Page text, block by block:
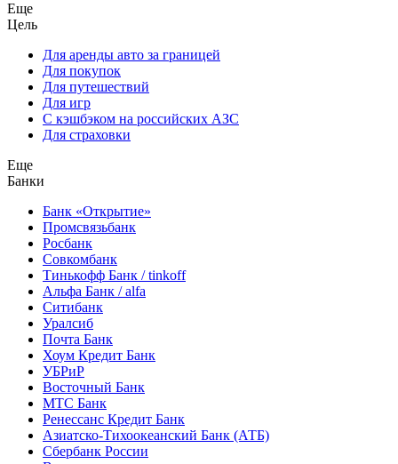
Еще
Цель
Для аренды авто за границей
Для покупок
Для путешествий
Для игр
С кэшбэком на российских АЗС
Для страховки
Еще
Банки
Банк «Открытие»
Промсвязьбанк
Росбанк
Совкомбанк
Тинькофф Банк / tinkoff
Альфа Банк / alfa
Ситибанк
Уралсиб
Почта Банк
Хоум Кредит Банк
УБРиР
Восточный Банк
МТС Банк
Ренессанс Кредит Банк
Азиатско-Тихоокеанский Банк (АТБ)
Сбербанк России